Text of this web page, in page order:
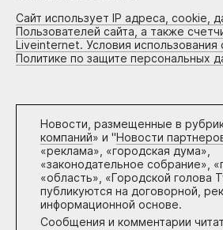
Сайт использует IP адреса, cookie,
Пользователей сайта, а также
Liveinternet. Условия использования
Политике по защите персональных
Новости, размещенные в
компаний» и "Новости
«реклама», «городская дума»,
«законодательное собрание»,
«область», «Городской голова
публикуются на договорной,
информационной основе.
Сообщения и комментарии